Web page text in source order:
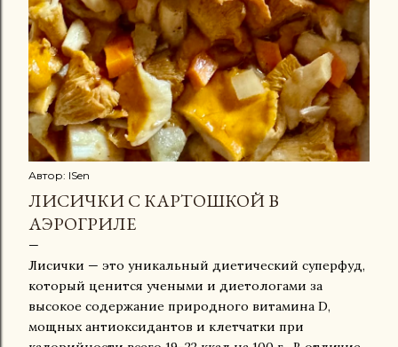
Автор: ISen
ЛИСИЧКИ С КАРТОШКОЙ В
АЭРОГРИЛЕ
Лисички — это уникальный диетический суперфуд,
который ценится учеными и диетологами за
высокое содержание природного витамина D,
мощных антиоксидантов и клетчатки при